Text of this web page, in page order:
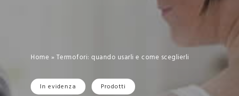
Home »Termofori: quando usarli e come sceglierli
In evidenza Prodotti